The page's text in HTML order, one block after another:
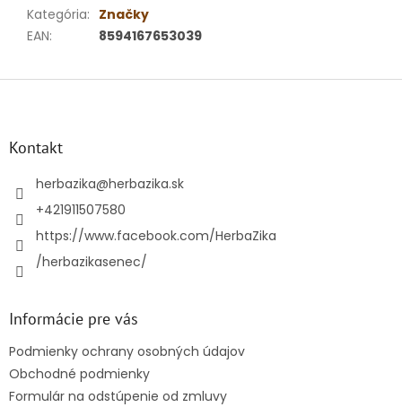
Kategória: Značky
EAN: 8594167653039
Kontakt
herbazika@herbazika.sk
+421911507580
https://www.facebook.com/HerbaZika
/herbazikasenec/
Informácie pre vás
Podmienky ochrany osobných údajov
Obchodné podmienky
Formulár na odstúpenie od zmluvy